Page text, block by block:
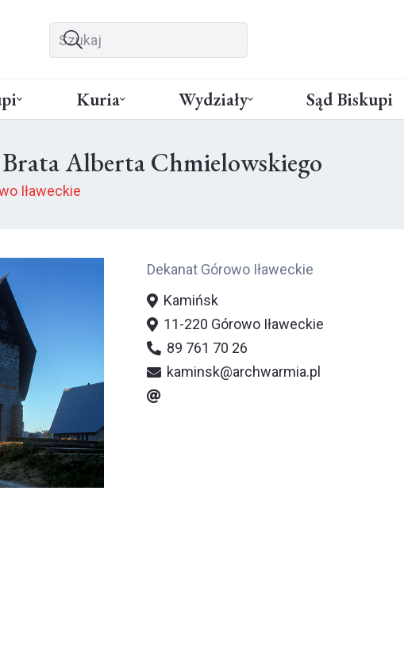
Kuria Wydziały Sąd Biskupi
Alberta Chmielowskiego
Iławeckie
Dekanat Górowo Iławeckie
Kamińsk
11-220 Górowo Iławeckie
89 761 70 26
kaminsk@archwarmia.pl